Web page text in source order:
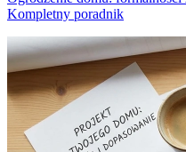
Kompletny poradnik